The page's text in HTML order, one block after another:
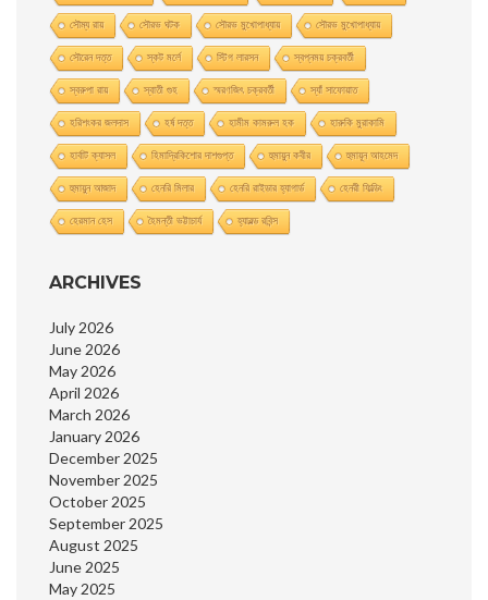
সৌম্য রায় সৌরভ ঘটক সৌরভ মুখােপাধ্যায় সৌরভ মুখোপাধ্যায়
সৌরেন দত্ত স্কট মর্লে স্টিগ লারসন স্বপ্নময় চক্রবর্তী
স্বরুপা রায় স্বাতী গুহ স্মরণজিৎ চক্রবর্তী স্যাঁ সাফোয়াত
হরিশংকর জলদাস হর্ষ দত্ত হামীম কামরুল হক হারুকি মুরাকামি
হার্বাট ক্যাসল হিমাদ্রিকিশাের দাশগুপ্ত হুমায়ুন কবীর হুমায়ূন আহমেদ
হুমায়ুন আজাদ হেনরি মিলার হেনরি রাইডার হ্যাগার্ড হেনরী ফিল্ডিং
হেরমান হেস হৈমন্তী ভট্টাচার্য হ্যারল্ড রবিন্স
ARCHIVES
July 2026
June 2026
May 2026
April 2026
March 2026
January 2026
December 2025
November 2025
October 2025
September 2025
August 2025
June 2025
May 2025